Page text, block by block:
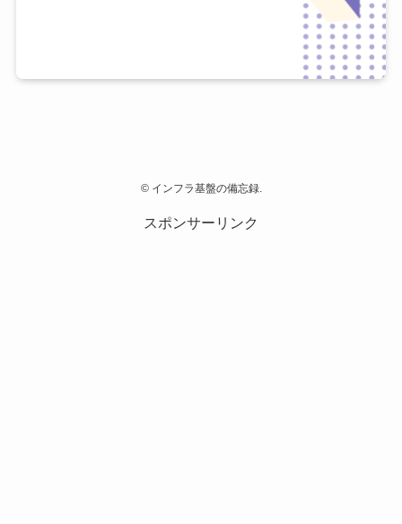
©インフラ基盤の備忘録.
スポンサーリンク